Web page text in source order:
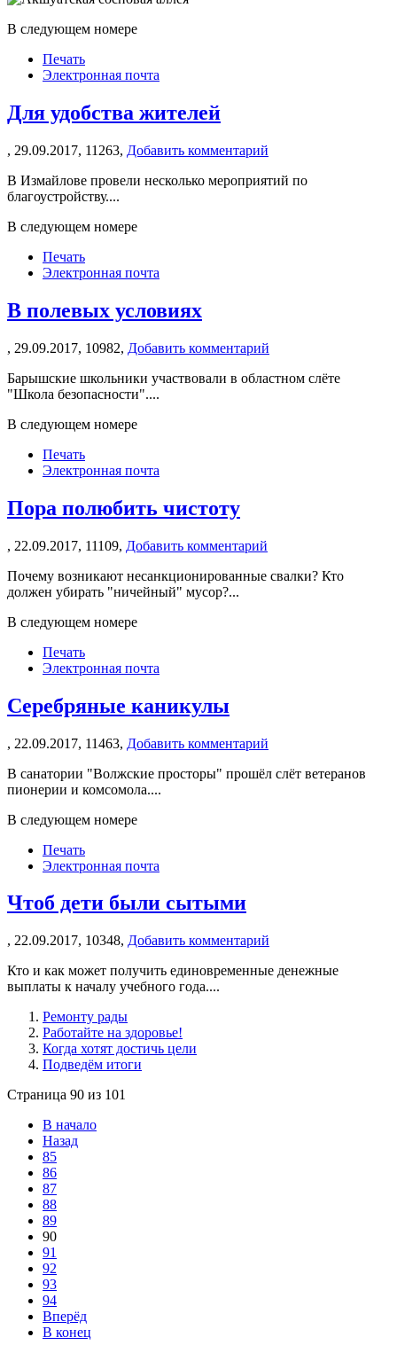
В следующем номере
Печать
Электронная почта
Для удобства жителей
, 29.09.2017, 11263, Добавить комментарий
В Измайлове провели несколько мероприятий по
благоустройству....
В следующем номере
Печать
Электронная почта
В полевых условиях
, 29.09.2017, 10982, Добавить комментарий
Барышские школьники участвовали в областном слёте
"Школа безопасности"....
В следующем номере
Печать
Электронная почта
Пора полюбить чистоту
, 22.09.2017, 11109, Добавить комментарий
Почему возникают несанкционированные свалки? Кто
должен убирать "ничейный" мусор?...
В следующем номере
Печать
Электронная почта
Серебряные каникулы
, 22.09.2017, 11463, Добавить комментарий
В санатории "Волжские просторы" прошёл слёт ветеранов
пионерии и комсомола....
В следующем номере
Печать
Электронная почта
Чтоб дети были сытыми
, 22.09.2017, 10348, Добавить комментарий
Кто и как может получить единовременные денежные
выплаты к началу учебного года....
Ремонту рады
Работайте на здоровье!
Когда хотят достичь цели
Подведём итоги
Страница 90 из 101
В начало
Назад
85
86
87
88
89
90
91
92
93
94
Вперёд
В конец